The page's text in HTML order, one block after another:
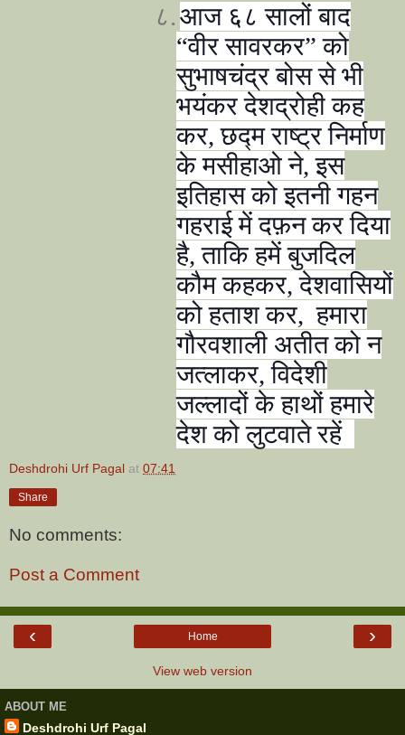
८.आज ६८ सालों बाद
“वीर सावरकर” को
सुभाषचंद्र बोस से भी
भयंकर देशद्रोही कह
कर, छद्म राष्ट्र निर्माण
के मसीहाओ ने, इस
इतिहास को इतनी गहन
गहराई में दफ़न कर दिया
है, ताकि हमें बुजदिल
कौम कहकर, देशवासियों
को हताश कर, हमारा
गौरवशाली अतीत को न
जत्लाकर, विदेशी
जल्लादों के हाथों हमारे
देश को लुटवाते रहें
Deshdrohi Urf Pagal at 07:41
Share
No comments:
Post a Comment
‹ ›
Home
View web version
ABOUT ME
Deshdrohi Urf Pagal